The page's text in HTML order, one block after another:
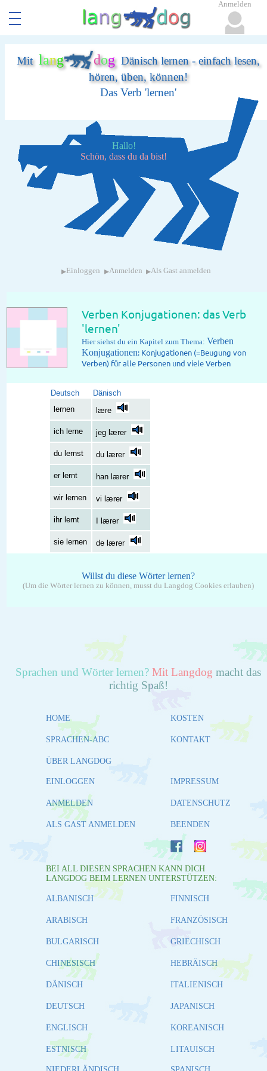
Mit lang dogDänisch lernen - einfach lesen,
hören, üben, können!
Das Verb 'lernen'
Hallo!
Schön, dass du da bist!
▸ Einloggen ▸Anmelden ▸Als Gast anmelden
Verben Konjugationen: das Verb
'lernen'
Hier siehst du ein Kapitel zum Thema: Verben
Konjugationen: Konjugationen (=Beugung von
Verben) für alle Personen und viele Verben
Deutsch
Dänisch
lernen
lære
ich lerne jeg lærer
du lernst du lærer
er lernt han lærer
wir lernen vi lærer
ihr lernt I lærer
sie lernen de lærer
Willst du diese Wörter lernen?
(Um die Wörter lernen zu können, musst du Langdog Cookies erlauben)
Sprachen und Wörter lernen? Mit Langdog macht das
richtig Spaß!
HOME
SPRACHEN-ABC
ÜBER LANGDOG
KOSTEN
KONTAKT
EINLOGGEN
ANMELDEN
ALS GAST ANMELDEN
IMPRESSUM
DATENSCHUTZ
BEENDEN
BEI ALL DIESEN SPRACHEN KANN DICH
LANGDOG BEIM LERNEN UNTERSTÜTZEN:
ALBANISCH
ARABISCH
BULGARISCH
CHINESISCH
DÄNISCH
DEUTSCH
ENGLISCH
ESTNISCH
FINNISCH
FRANZÖSISCH
GRIECHISCH
HEBRÄISCH
ITALIENISCH
JAPANISCH
KOREANISCH
LITAUISCH
Anmelden